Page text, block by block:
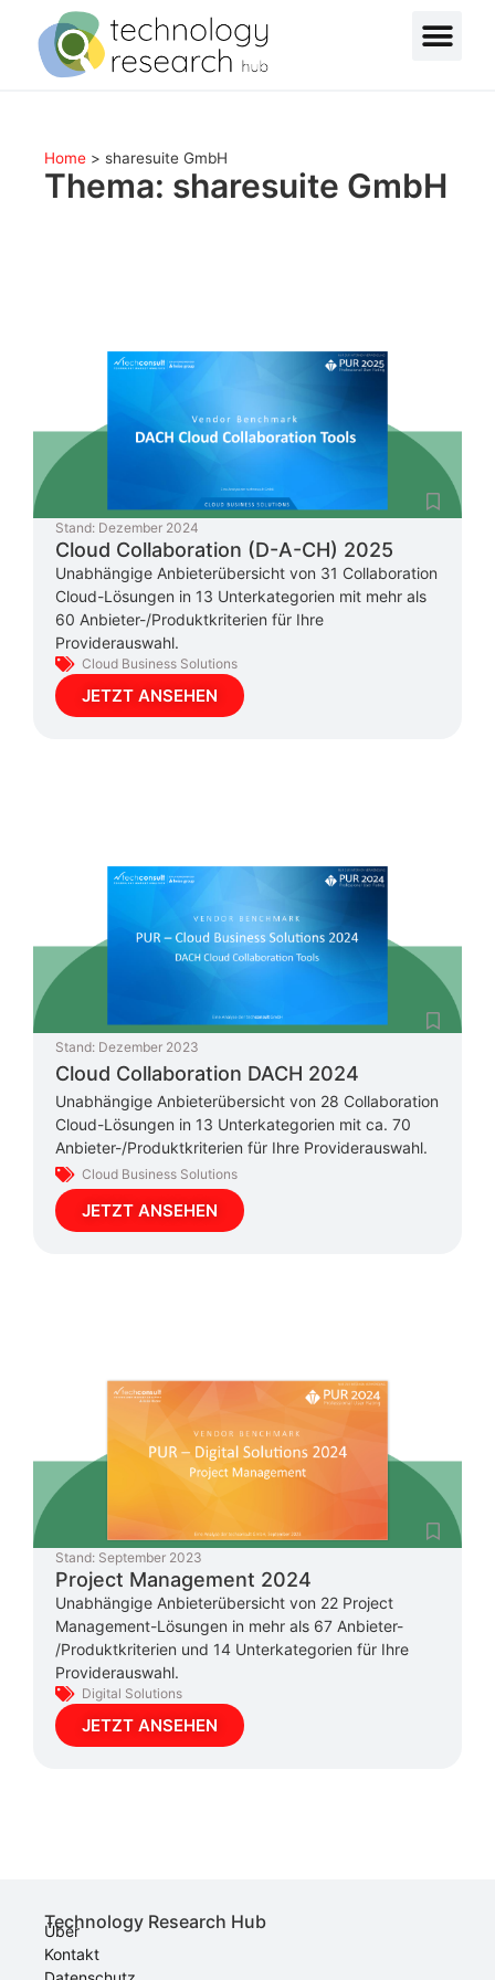
Home > sharesuite GmbH
Thema: sharesuite GmbH
Stand: Dezember 2024
Cloud Collaboration (D-A-CH) 2025
Unabhängige Anbieterübersicht von 31 Collaboration
Cloud-Lösungen in 13 Unterkategorien mit mehr als
60 Anbieter-/Produktkriterien für Ihre
Providerauswahl.
Cloud Business Solutions
JETZT ANSEHEN
Stand: Dezember 2023
Cloud Collaboration DACH 2024
Unabhängige Anbieterübersicht von 28 Collaboration
Cloud-Lösungen in 13 Unterkategorien mit ca. 70
Anbieter-/Produktkriterien für Ihre Providerauswahl.
Cloud Business Solutions
JETZT ANSEHEN
Stand: September 2023
Project Management 2024
Unabhängige Anbieterübersicht von 22 Project
Management-Lösungen in mehr als 67 Anbieter-
/Produktkriterien und 14 Unterkategorien für Ihre
Providerauswahl.
Digital Solutions
JETZT ANSEHEN
Technology Research Hub
Über
Kontakt